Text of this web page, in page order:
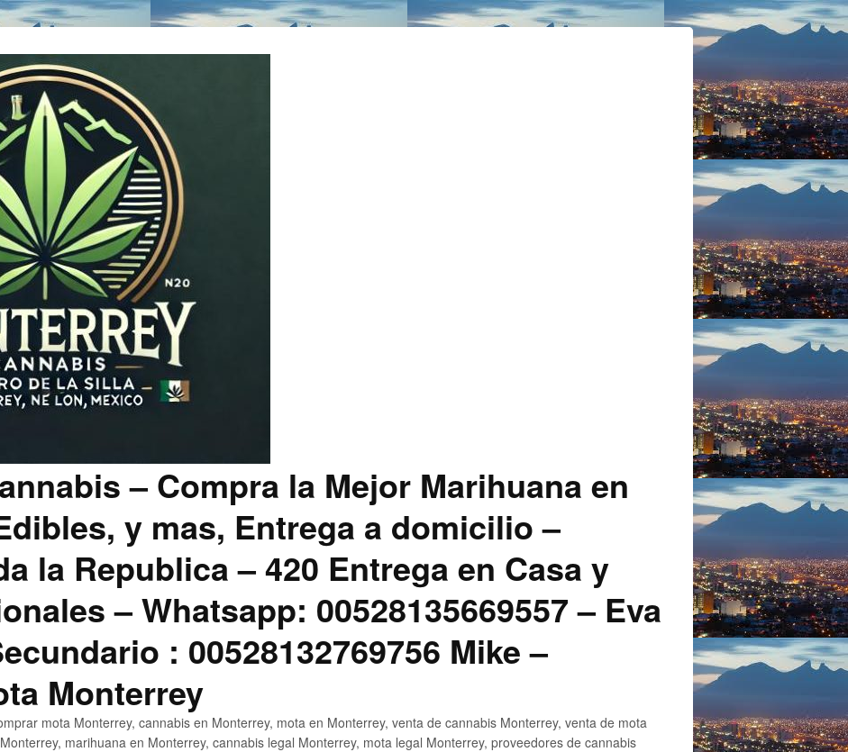
– Compra la Mejor Marihuana en
y mas, Entrega a domicilio –
la Republica – 420 Entrega en Casa y
– Whatsapp: 00528135669557 – Eva
: 00528132769756 Mike –
Monterrey
mota Monterrey, cannabis en Monterrey, mota en Monterrey, venta de cannabis Monterrey, venta de mota
marihuana en Monterrey, cannabis legal Monterrey, mota legal Monterrey, proveedores de cannabis